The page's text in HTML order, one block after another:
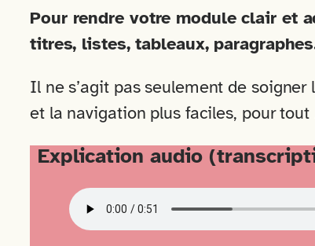
Pour rendre votre module clair et
titres, listes, tableaux,
Il ne s’agit pas seulement de soigner
et la navigation plus faciles, pour
Explication audio